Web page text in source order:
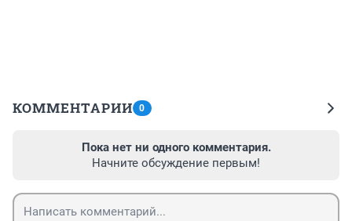
КОММЕНТАРИИ 0
Пока нет ни одного комментария.
Начните обсуждение первым!